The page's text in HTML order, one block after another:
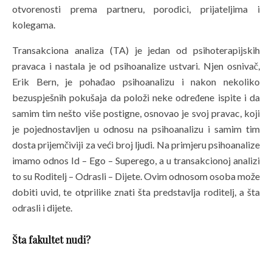
otvorenosti prema partneru, porodici, prijateljima i
kolegama.
Transakciona analiza (TA) je jedan od psihoterapijskih
pravaca i nastala je od psihoanalize ustvari. Njen osnivač,
Erik Bern, je pohađao psihoanalizu i nakon nekoliko
bezuspješnih pokušaja da položi neke određene ispite i da
samim tim nešto više postigne, osnovao je svoj pravac, koji
je pojednostavljen u odnosu na psihoanalizu i samim tim
dosta prijemčiviji za veći broj ljudi. Na primjeru psihoanalize
imamo odnos Id – Ego – Superego, a u transakcionoj analizi
to su Roditelj – Odrasli – Dijete. Ovim odnosom osoba može
dobiti uvid, te otprilike znati šta predstavlja roditelj, a šta
odrasli i dijete.
Šta fakultet nudi?